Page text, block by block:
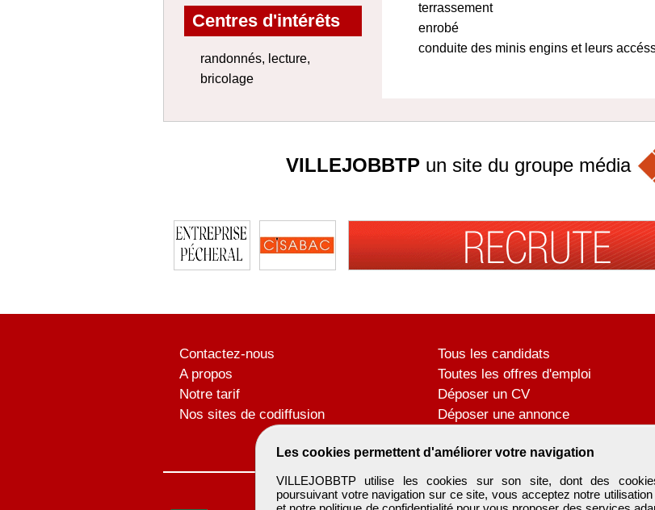
Centres d'intérêts
randonnés, lecture,
bricolage
terrassement
enrobé
conduite des minis engins et leurs
Les cookies permettent d'améliorer votre navigation
VILLEJOBBTP utilise les cookies sur son site, dont des
poursuivant votre navigation sur ce site, vous acceptez notre
VILLEJOBBTPun site du groupe média
Contactez-nous
A propos
Notre tarif
Nos sites de codiffusion
Tous les candidats
Toutes les offres d'emploi
Déposer un CV
Déposer une annonce